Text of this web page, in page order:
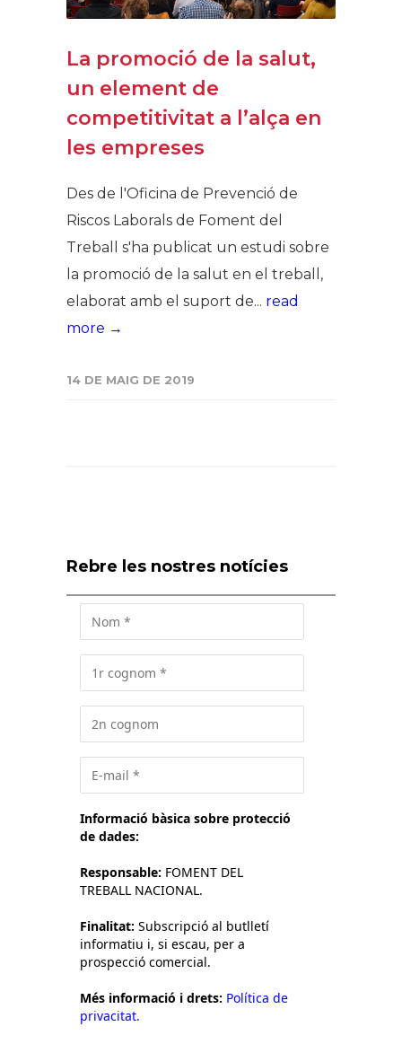
La promoció de la salut,
un element de
competitivitat a l’alça en
les empreses
Des de l'Oficina de Prevenció de
Riscos Laborals de Foment del
Treball s'ha publicat un estudi sobre
la promoció de la salut en el treball,
elaborat amb el suport de... read
more →
14 DE MAIG DE 2019
Rebre les nostres notícies
Informació bàsica sobre protecció
de dades:
Responsable: FOMENT DEL
TREBALL NACIONAL.
Finalitat: Subscripció al butlletí
informatiu i, si escau, per a
prospecció comercial.
Més informació i drets: Política de
privacitat.